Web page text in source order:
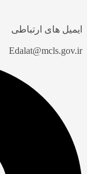
ایمیل های ارتباطی
Edalat@mcls.gov.ir